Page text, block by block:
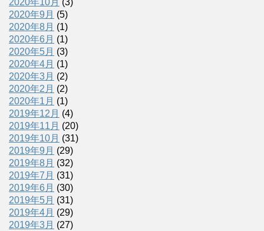
2020年9月 (5)
2020年8月 (1)
2020年6月 (1)
2020年5月 (3)
2020年4月 (1)
2020年3月 (2)
2020年2月 (2)
2020年1月 (1)
2019年12月 (4)
2019年11月 (20)
2019年10月 (31)
2019年9月 (29)
2019年8月 (32)
2019年7月 (31)
2019年6月 (30)
2019年5月 (31)
2019年4月 (29)
2019年3月 (27)